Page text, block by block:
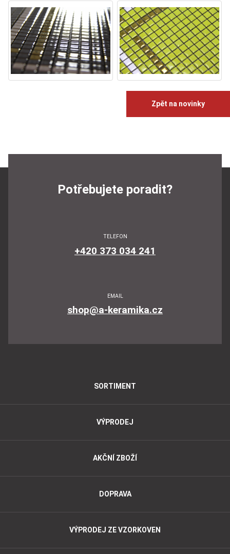
Zpět na novinky
Potřebujete poradit?
TELEFON
+420 373 034 241
EMAIL
shop@a-keramika.cz
SORTIMENT
VÝPRODEJ
AKČNÍ ZBOŽÍ
DOPRAVA
VÝPRODEJ ZE VZORKOVEN